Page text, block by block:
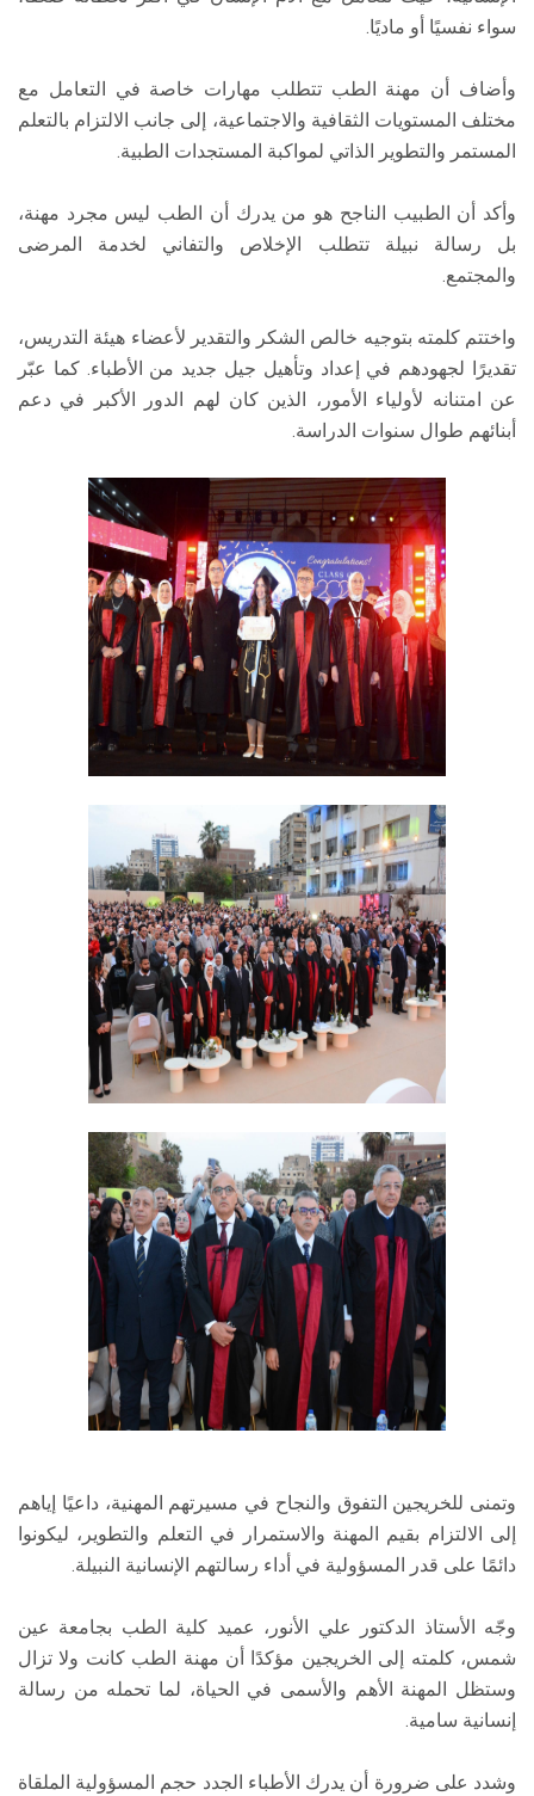
سواء نفسيًا أو ماديًا.
وأضاف أن مهنة الطب تتطلب مهارات خاصة في التعامل مع
مختلف المستويات الثقافية والاجتماعية، إلى جانب الالتزام بالتعلم
المستمر والتطوير الذاتي لمواكبة المستجدات الطبية.
وأكد أن الطبيب الناجح هو من يدرك أن الطب ليس مجرد مهنة،
بل رسالة نبيلة تتطلب الإخلاص والتفاني لخدمة المرضى
والمجتمع.
واختتم كلمته بتوجيه خالص الشكر والتقدير لأعضاء هيئة التدريس،
تقديرًا لجهودهم في إعداد وتأهيل جيل جديد من الأطباء. كما عبّر
عن امتنانه لأولياء الأمور، الذين كان لهم الدور الأكبر في دعم
أبنائهم طوال سنوات الدراسة.
وتمنى للخريجين التفوق والنجاح في مسيرتهم المهنية، داعيًا إياهم
إلى الالتزام بقيم المهنة والاستمرار في التعلم والتطوير، ليكونوا
دائمًا على قدر المسؤولية في أداء رسالتهم الإنسانية النبيلة.
وجّه الأستاذ الدكتور علي الأنور، عميد كلية الطب بجامعة عين
شمس، كلمته إلى الخريجين مؤكدًا أن مهنة الطب كانت ولا تزال
وستظل المهنة الأهم والأسمى في الحياة، لما تحمله من رسالة
إنسانية سامية.
وشدد على ضرورة أن يدرك الأطباء الجدد حجم المسؤولية الملقاة